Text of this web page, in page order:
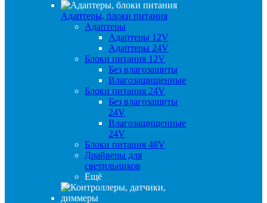
Адаптеры, блоки питания
Адаптеры
Адаптеры 12V
Адаптеры 24V
Блоки питания 12V
Без влагозащиты
Влагозащищенные
Блоки питания 24V
Без влагозащиты
24V
Влагозащищенные
24V
Блоки питания 48V
Драйверы для
светильников
Ещё